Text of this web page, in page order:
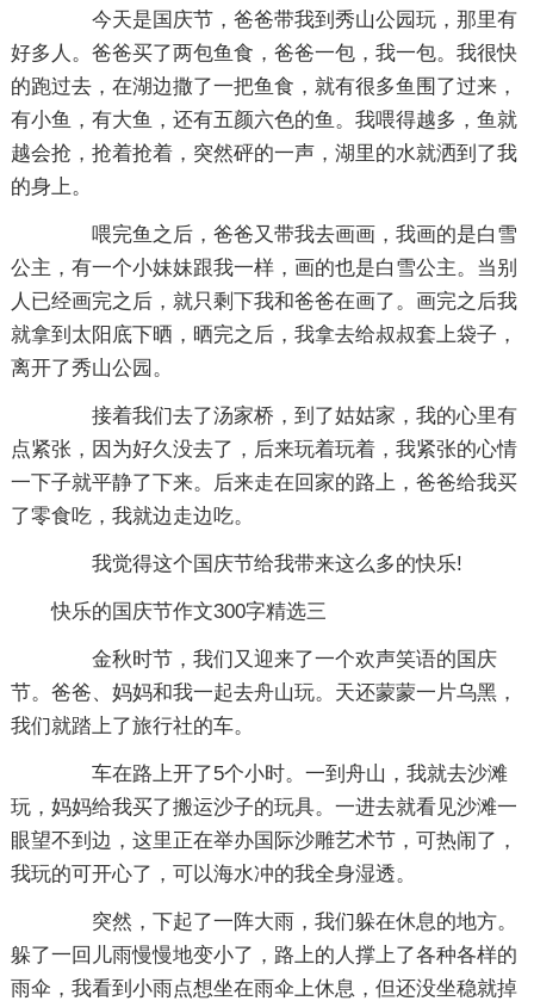
今天是国庆节，爸爸带我到秀山公园玩，那里有
好多人。爸爸买了两包鱼食，爸爸一包，我一包。我很快
的跑过去，在湖边撒了一把鱼食，就有很多鱼围了过来，
有小鱼，有大鱼，还有五颜六色的鱼。我喂得越多，鱼就
越会抢，抢着抢着，突然砰的一声，湖里的水就洒到了我
的身上。
喂完鱼之后，爸爸又带我去画画，我画的是白雪
公主，有一个小妹妹跟我一样，画的也是白雪公主。当别
人已经画完之后，就只剩下我和爸爸在画了。画完之后我
就拿到太阳底下晒，晒完之后，我拿去给叔叔套上袋子，
离开了秀山公园。
接着我们去了汤家桥，到了姑姑家，我的心里有
点紧张，因为好久没去了，后来玩着玩着，我紧张的心情
一下子就平静了下来。后来走在回家的路上，爸爸给我买
了零食吃，我就边走边吃。
我觉得这个国庆节给我带来这么多的快乐!
快乐的国庆节作文300字精选三
金秋时节，我们又迎来了一个欢声笑语的国庆
节。爸爸、妈妈和我一起去舟山玩。天还蒙蒙一片乌黑，
我们就踏上了旅行社的车。
车在路上开了5个小时。一到舟山，我就去沙滩
玩，妈妈给我买了搬运沙子的玩具。一进去就看见沙滩一
眼望不到边，这里正在举办国际沙雕艺术节，可热闹了，
我玩的可开心了，可以海水冲的我全身湿透。
突然，下起了一阵大雨，我们躲在休息的地方。
躲了一回儿雨慢慢地变小了，路上的人撑上了各种各样的
雨伞，我看到小雨点想坐在雨伞上休息，但还没坐稳就掉